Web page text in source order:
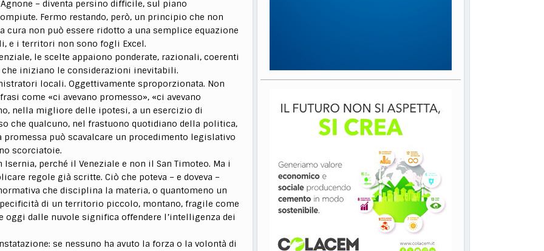
– diventa persino difficile, sul piano
Fermo restando, però, un principio che non
non può essere ridotto a una semplice equazione
e i territori non sono fogli Excel.
le scelte appaiono ponderate, razionali, coerenti
iniziano le considerazioni inevitabili.
locali. Oggettivamente sproporzionata. Non
come «ci avevano promesso», «ci avevano
nella migliore delle ipotesi, a un esercizio di
che qualcuno, nel frastuono quotidiano della politica,
promessa può scavalcare un procedimento legislativo
scorciatoie.
perché il Veneziale e non il San Timoteo. Ma i
regole già scritte. Ciò che poteva – e doveva –
che disciplina la materia, o quantomeno un
di un territorio piccolo, montano, fragile come
oggi dalle nuvole significa offendere l’intelligenza dei
se nessuno ha avuto la forza o la volontà di